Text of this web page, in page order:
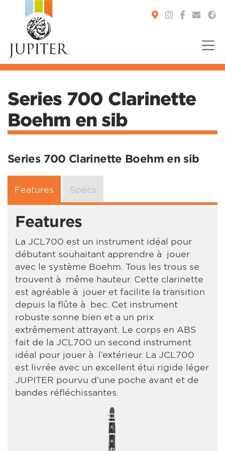
Series 700 Clarinette
Boehm en sib
Series 700 Clarinette Boehm en sib
Features Specs
Features
La JCL700 est un instrument idéal pour
débutant souhaitant apprendre à jouer
avec le système Boehm. Tous les trous se
trouvent à même hauteur. Cette clarinette
est agréable à jouer et facilite la transition
depuis la flûte à bec. Cet instrument
robuste sonne bien et a un prix
extrêmement attrayant. Le corps en ABS
fait de la JCL700 un second instrument
idéal pour jouer à l’extérieur. La JCL700
est livrée avec un excellent étui rigide léger
JUPITER pourvu d’une poche avant et de
bandes réfléchissantes.